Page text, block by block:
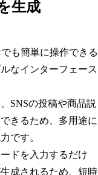
生成
も簡単に操作できる
なインターフェース
SNSの投稿や商品説
きるため、多用途に
です。
ドを入力するだけ
成されるため、短時